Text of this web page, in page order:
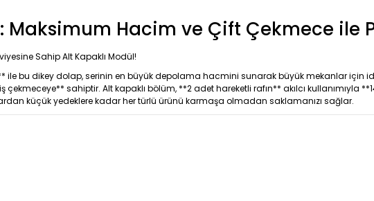
Maksimum Hacim ve Çift Çekmece ile
Sahip Alt Kapaklı Modül!
ile bu dikey dolap, serinin en büyük depolama hacmini sunarak büyük mekanlar için
sahiptir. Alt kapaklı bölüm, **2 adet hareketli rafın** akılcı kullanımıyla
küçük yedeklere kadar her türlü ürünü karmaşa olmadan saklamanızı sağlar.